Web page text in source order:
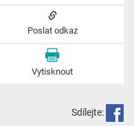
Poslat odkaz
Vytisknout
Sdílejte: